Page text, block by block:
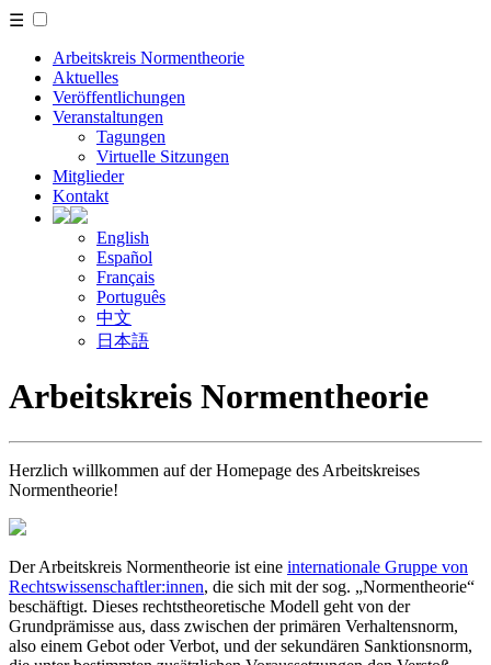
☰
Arbeitskreis Normentheorie
Aktuelles
Veröffentlichungen
Veranstaltungen
Tagungen
Virtuelle Sitzungen
Mitglieder
Kontakt
English
Español
Français
Português
中文
日本語
Arbeitskreis Normentheorie
Herzlich willkommen auf der Homepage des Arbeitskreises
Normentheorie!
Der Arbeitskreis Normentheorie ist eine internationale Gruppe von
Rechtswissenschaftler:innen, die sich mit der sog. „Normentheorie“
beschäftigt. Dieses rechtstheoretische Modell geht von der
Grundprämisse aus, dass zwischen der primären Verhaltensnorm,
also einem Gebot oder Verbot, und der sekundären Sanktionsnorm,